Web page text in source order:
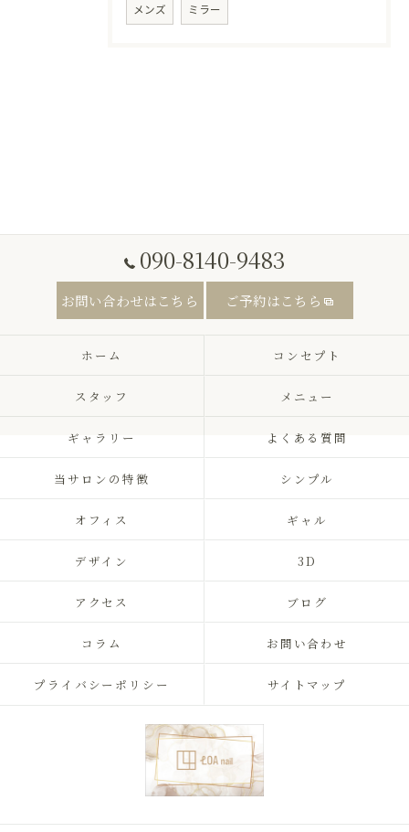
メンズ ミラー
090-8140-9483
お問い合わせはこちら ご予約はこちら
ホーム コンセプト
スタッフ メニュー
ギャラリー よくある質問
当サロンの特徴 シンプル
オフィス ギャル
デザイン 3D
アクセス ブログ
コラム お問い合わせ
プライバシーポリシー サイトマップ